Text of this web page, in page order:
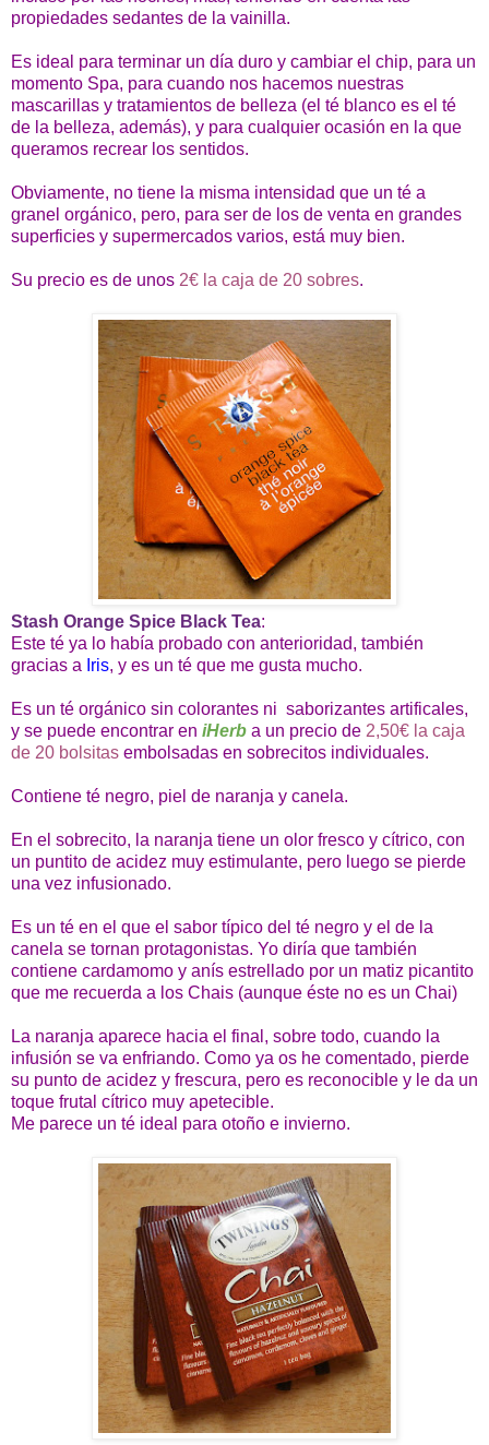
propiedades sedantes de la vainilla.
Es ideal para terminar un día duro y cambiar el chip, para un
momento Spa, para cuando nos hacemos nuestras
mascarillas y tratamientos de belleza (el té blanco es el té
de la belleza, además), y para cualquier ocasión en la que
queramos recrear los sentidos.
Obviamente, no tiene la misma intensidad que un té a
granel orgánico, pero, para ser de los de venta en grandes
superficies y supermercados varios, está muy bien.
Su precio es de unos 2€ la caja de 20 sobres.
Stash Orange Spice Black Tea:
Este té ya lo había probado con anterioridad, también
gracias a Iris, y es un té que me gusta mucho.
Es un té orgánico sin colorantes ni saborizantes artificales,
y se puede encontrar en iHerb a un precio de 2,50€ la caja
de 20 bolsitas embolsadas en sobrecitos individuales.
Contiene té negro, piel de naranja y canela.
En el sobrecito, la naranja tiene un olor fresco y cítrico, con
un puntito de acidez muy estimulante, pero luego se pierde
una vez infusionado.
Es un té en el que el sabor típico del té negro y el de la
canela se tornan protagonistas. Yo diría que también
contiene cardamomo y anís estrellado por un matiz picantito
que me recuerda a los Chais (aunque éste no es un Chai)
La naranja aparece hacia el final, sobre todo, cuando la
infusión se va enfriando. Como ya os he comentado, pierde
su punto de acidez y frescura, pero es reconocible y le da un
toque frutal cítrico muy apetecible.
Me parece un té ideal para otoño e invierno.